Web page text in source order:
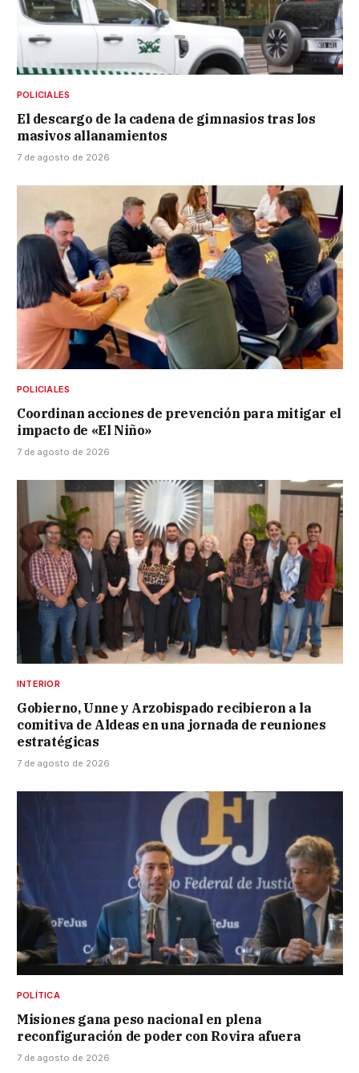
POLICIALES
El descargo de la cadena de gimnasios tras los
masivos allanamientos
7 de agosto de 2026
POLICIALES
Coordinan acciones de prevención para mitigar el
impacto de «El Niño»
7 de agosto de 2026
INTERIOR
Gobierno, Unne y Arzobispado recibieron a la
comitiva de Aldeas en una jornada de reuniones
estratégicas
7 de agosto de 2026
POLÍTICA
Misiones gana peso nacional en plena
reconfiguración de poder con Rovira afuera
7 de agosto de 2026